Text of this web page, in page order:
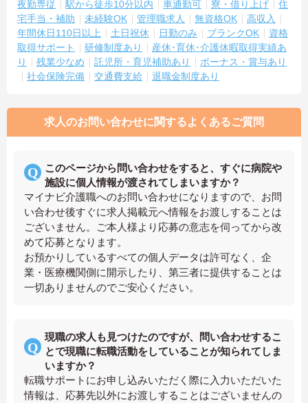
夜勤専従 駅から徒歩10分以内 車通勤可 寮・借り上げ
住
宅手当・補助
未経験OK 管理職求人 無資格OK
高収入
年間休日110日以上
土日祝休 日勤のみ ブランクOK
資格
取得サポート
研修制度あり
産休･育休･介護休暇取得実績あ
り
残業少なめ 託児所・育児補助あり
ボーナス・賞与あり
社会保険完備
交通費支給 退職金制度あり
求人のお問い合わせに関するよくあるご質問
このページから問い合わせをすると、すぐに病院や
施設に個人情報が渡されてしまいますか？
マイナビ介護職へのお問い合わせになりますので、お問
い合わせ後すぐに求人掲載元へ情報をお渡しすることは
ございません。ご本人様より応募の意志を伺ってから改
めて応募となります。
お預かりしているすべての個人データは許可なく、企
業・医療機関側に開示したり、第三者に提供することは
一切ありませんのでご安心ください。
現職の求人も見つけたのですが、問い合わせするこ
とで現職に転職活動をしていることが知られてしま
いますか？
転職サポートにお申し込みいただく際に入力いただいた
情報は、応募先以外にお渡しすることはございませんの